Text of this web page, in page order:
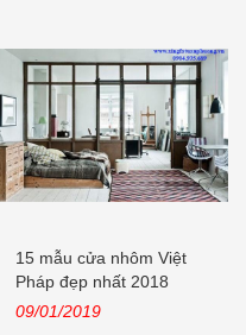
15 mẫu cửa nhôm Việt
Pháp đẹp nhất 2018
09/01/2019